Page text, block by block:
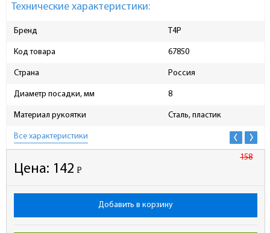
Технические характеристики:
Бренд T4P
Код товара 67850
Страна Россия
Диаметр посадки, мм 8
Материал рукоятки Сталь, пластик
Все характеристики
Цена:
158
142 Р
-
Добавить в корзину